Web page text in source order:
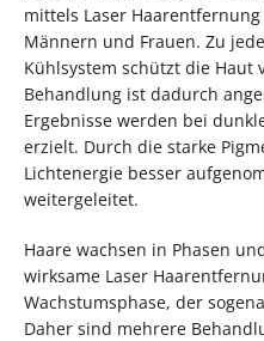
mittels Laser
Männern und Frauen. Zu
Kühlsystem schützt die Haut
Behandlung ist dadurch
Ergebnisse werden bei
erzielt. Durch die starke
Lichtenergie besser
weitergeleitet.
Haare wachsen in Phasen
wirksame Laser
Wachstumsphase, der
Daher sind mehrere